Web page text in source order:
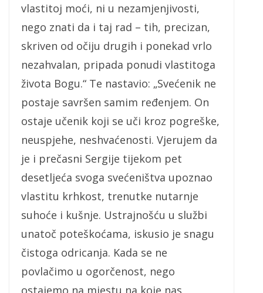
vlastitoj moći, ni u nezamjenjivosti,
nego znati da i taj rad – tih, precizan,
skriven od očiju drugih i ponekad vrlo
nezahvalan, pripada ponudi vlastitoga
života Bogu.“ Te nastavio: „Svećenik ne
postaje savršen samim ređenjem. On
ostaje učenik koji se uči kroz pogreške,
neuspjehe, neshvaćenosti. Vjerujem da
je i prečasni Sergije tijekom pet
desetljeća svoga svećeništva upoznao
vlastitu krhkost, trenutke nutarnje
suhoće i kušnje. Ustrajnošću u službi
unatoč poteškoćama, iskusio je snagu
čistoga odricanja. Kada se ne
povlačimo u ogorčenost, nego
ostajemo na mjestu na koje nas